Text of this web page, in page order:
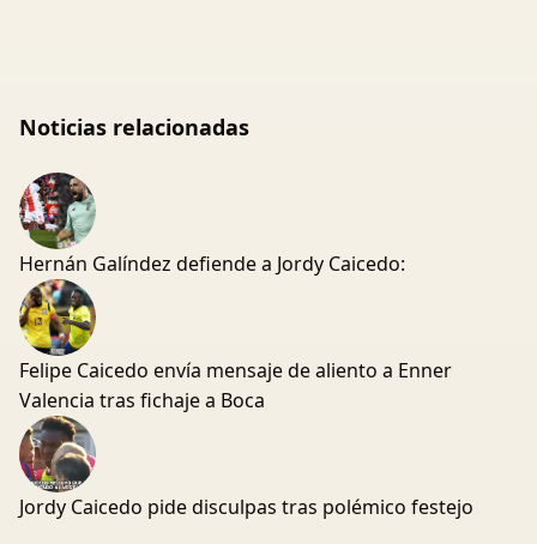
Noticias relacionadas
Hernán Galíndez defiende a Jordy Caicedo:
Felipe Caicedo envía mensaje de aliento a Enner
Valencia tras fichaje a Boca
Jordy Caicedo pide disculpas tras polémico festejo